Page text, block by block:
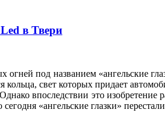
в Твери
огней под названием «ангельские
кольца, свет которых придает
впоследствии это
сегодня «ангельские глазки»